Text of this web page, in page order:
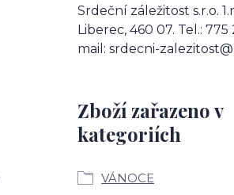
Srdeční záležitost s.r.o.
Liberec, 460 07. Tel.: 775
mail: srdecni-
Zboží zařazeno v
kategoriích
VÁNOCE